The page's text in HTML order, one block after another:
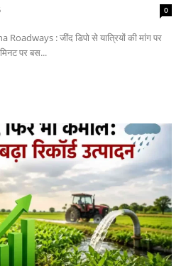
0
Roadways : जींद डिपो से यात्रियों की मांग पर
पर बस...